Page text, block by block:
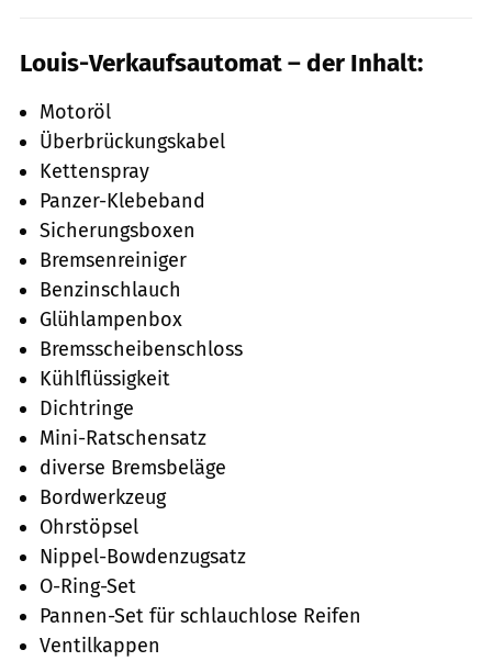
Louis-Verkaufsautomat – der Inhalt:
Motoröl
Überbrückungskabel
Kettenspray
Panzer-Klebeband
Sicherungsboxen
Bremsenreiniger
Benzinschlauch
Glühlampenbox
Bremsscheibenschloss
Kühlflüssigkeit
Dichtringe
Mini-Ratschensatz
diverse Bremsbeläge
Bordwerkzeug
Ohrstöpsel
Nippel-Bowdenzugsatz
O-Ring-Set
Pannen-Set für schlauchlose Reifen
Ventilkappen